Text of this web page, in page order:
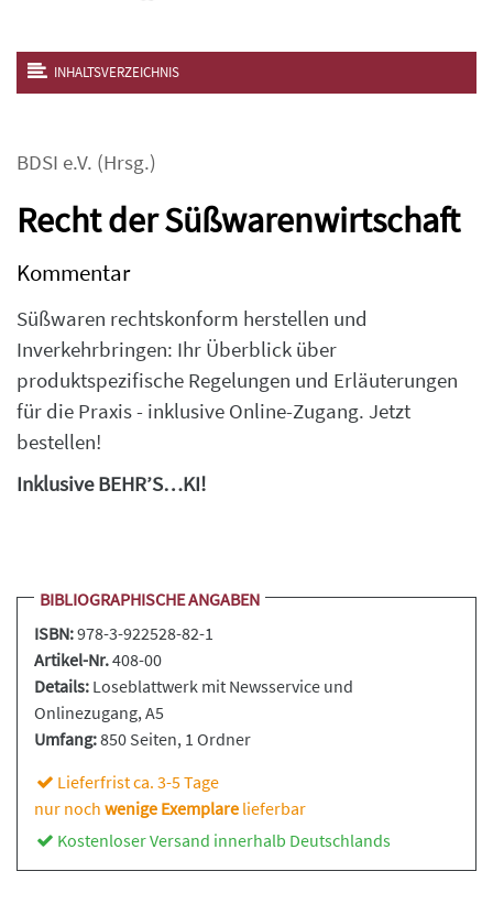
INHALTSVERZEICHNIS
BDSI e.V. (Hrsg.)
Recht der Süßwarenwirtschaft
Kommentar
Süßwaren rechtskonform herstellen und
Inverkehrbringen: Ihr Überblick über
produktspezifische Regelungen und Erläuterungen
für die Praxis - inklusive Online-Zugang. Jetzt
bestellen!
Inklusive BEHR’S…KI!
BIBLIOGRAPHISCHE ANGABEN
ISBN:978-3-922528-82-1
Artikel-Nr.408-00
Details: Loseblattwerk mit Newsservice und
Onlinezugang, A5
Umfang:850 Seiten, 1 Ordner
Lieferfrist ca. 3-5 Tage
nur noch wenige Exemplare lieferbar
Kostenloser Versand innerhalb Deutschlands